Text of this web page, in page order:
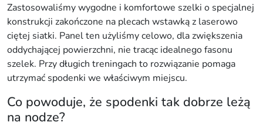
m
a
n
(
c
z
a
r
Zastosowaliśmy wygodne i komfortowe szelki o specjalnej
konstrukcji zakończone na plecach wstawką z laserowo
ciętej siatki. Panel ten użyliśmy celowo, dla zwiększenia
oddychającej powierzchni, nie tracąc idealnego fasonu
szelek. Przy długich treningach to rozwiązanie pomaga
utrzymać spodenki we właściwym miejscu.
Co powoduje, że spodenki tak dobrze leżą
na nodze?